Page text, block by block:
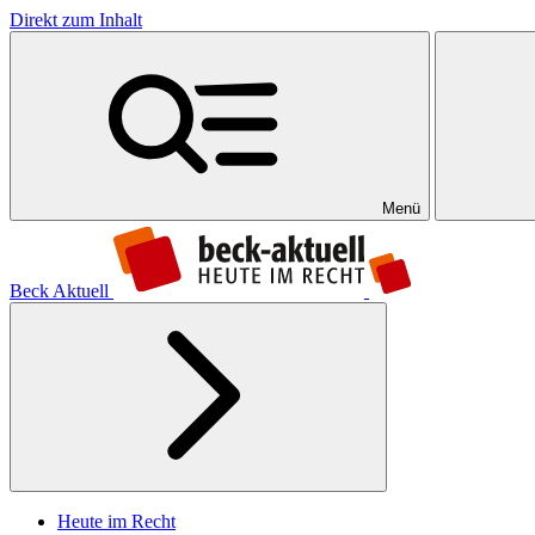
Direkt zum Inhalt
Menü
Beck Aktuell
Heute im Recht